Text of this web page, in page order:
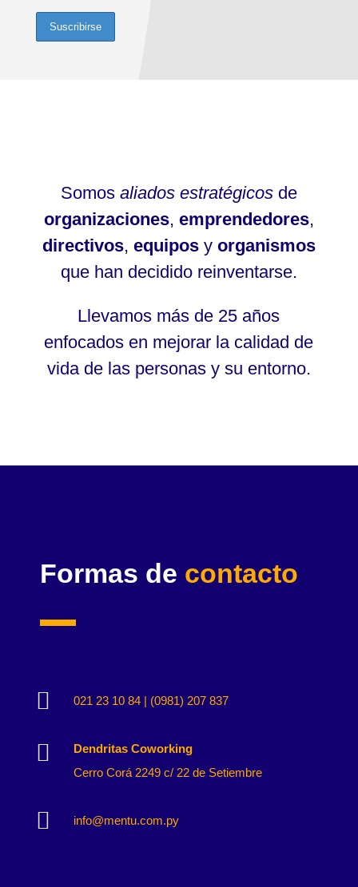
Somos aliados estratégicosde
organizaciones, emprendedores,
directivos, equiposy organismos
que han decidido reinventarse.
Llevamos más de 25 años
enfocados en mejorar la calidad de
vida de las personas y su entorno.
Formas de contacto
 021 23 10 84 | (0981) 207 837

Dendritas Coworking
Cerro Corá 2249 c/ 22 de Setiembre
 info@mentu.com.py